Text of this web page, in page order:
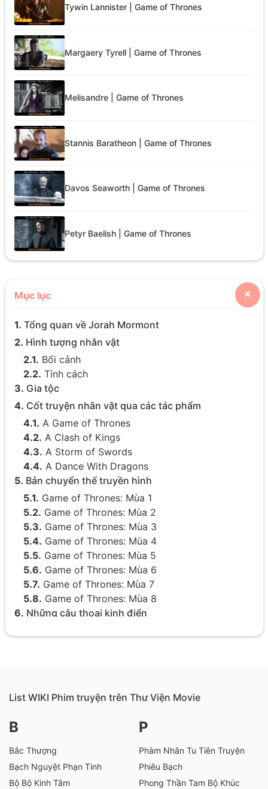
Tywin Lannister | Game of Thrones
Margaery Tyrell | Game of Thrones
Melisandre | Game of Thrones
Stannis Baratheon | Game of Thrones
Davos Seaworth | Game of Thrones
Petyr Baelish | Game of Thrones
✕
Mục lục
1. Tổng quan về Jorah Mormont
2. Hình tượng nhân vật
2.1. Bối cảnh
2.2. Tính cách
3. Gia tộc
4. Cốt truyện nhân vật qua các tác phẩm
4.1. A Game of Thrones
4.2. A Clash of Kings
4.3. A Storm of Swords
4.4. A Dance With Dragons
5. Bản chuyển thể truyền hình
5.1. Game of Thrones: Mùa 1
5.2. Game of Thrones: Mùa 2
5.3. Game of Thrones: Mùa 3
5.4. Game of Thrones: Mùa 4
5.5. Game of Thrones: Mùa 5
5.6. Game of Thrones: Mùa 6
5.7. Game of Thrones: Mùa 7
5.8. Game of Thrones: Mùa 8
6. Những câu thoại kinh điển
9.Danh sách xuất hiện
11.
List WIKI Phim truyện trên Thư Viện Movie
B
Bắc Thượng
Bạch Nguyệt Phạn Tinh
Bộ Bộ Kinh Tâm
P
Phàm Nhân Tu Tiên Truyện
Phiêu Bạch
Phong Thần Tam Bộ Khúc